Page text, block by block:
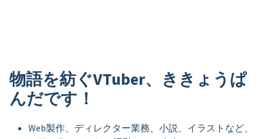
物語を紡ぐVTuber、ききょうぱ
んだです！
Web製作、ディレクター業務、小説、イラストなど、